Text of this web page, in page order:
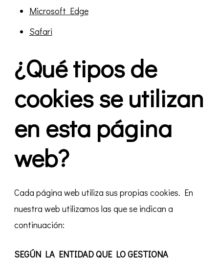
Microsoft Edge
Safari
¿Qué tipos de
cookies se utilizan
en esta página
web?
Cada página web utiliza sus propias cookies. En
nuestra web utilizamos las que se indican a
continuación:
SEGÚN LA ENTIDAD QUE LO GESTIONA